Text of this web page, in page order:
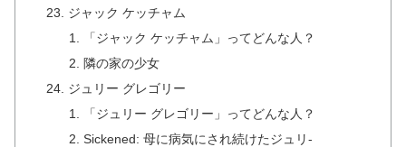
ジャック ケッチャム
「ジャック ケッチャム」ってどんな人？
隣の家の少女
ジュリー グレゴリー
「ジュリー グレゴリー」ってどんな人？
Sickened: 母に病気にされ続けたジュリ-